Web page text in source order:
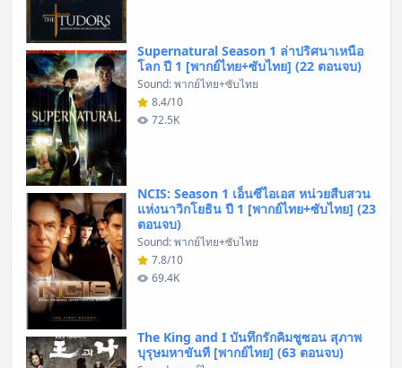
Supernatural Season 1 ล่าปริศนาเหนือ
โลก ปี 1 [พากย์ไทย+ซับไทย] (22 ตอนจบ)
Sound: พากย์ไทย+ซับไทย
8.4/10
72.5K
NCIS: Season 1 เอ็นซีไอเอส หน่วยสืบสวน
แห่งนาวิกโยธิน ปี 1 [พากย์ไทย+ซับไทย] (23
ตอนจบ)
Sound: พากย์ไทย+ซับไทย
7.8/10
69.4K
The King and I บันทึกรักคิมชูซอน สุภาพ
บุรุษมหาขันที [พากย์ไทย] (63 ตอนจบ)